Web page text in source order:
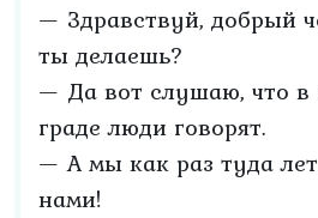
— Здравствуй, добрый
ты делаешь?
— Да вот слушаю, что в
граде люди говорят.
— А мы как раз туда
нами!